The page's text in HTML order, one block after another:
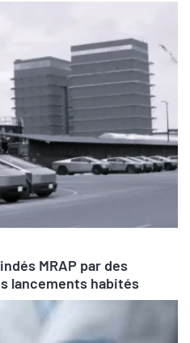
MRAP par des
lancements habités